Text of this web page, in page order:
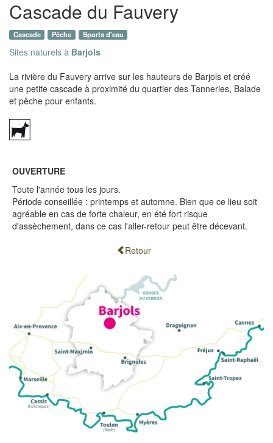
Cascade du Fauvery
Cascade Pêche Sports d'eau
Sites naturels à Barjols
La rivière du Fauvery arrive sur les hauteurs de Barjols et créé
une petite cascade à proximité du quartier des Tanneries, Balade
et pêche pour enfants.
OUVERTURE
Toute l'année tous les jours.
Période conseillée : printemps et automne. Bien que ce lieu soit
agréable en cas de forte chaleur, en été fort risque
d'assèchement, dans ce cas l'aller-retour peut être décevant.
Retour